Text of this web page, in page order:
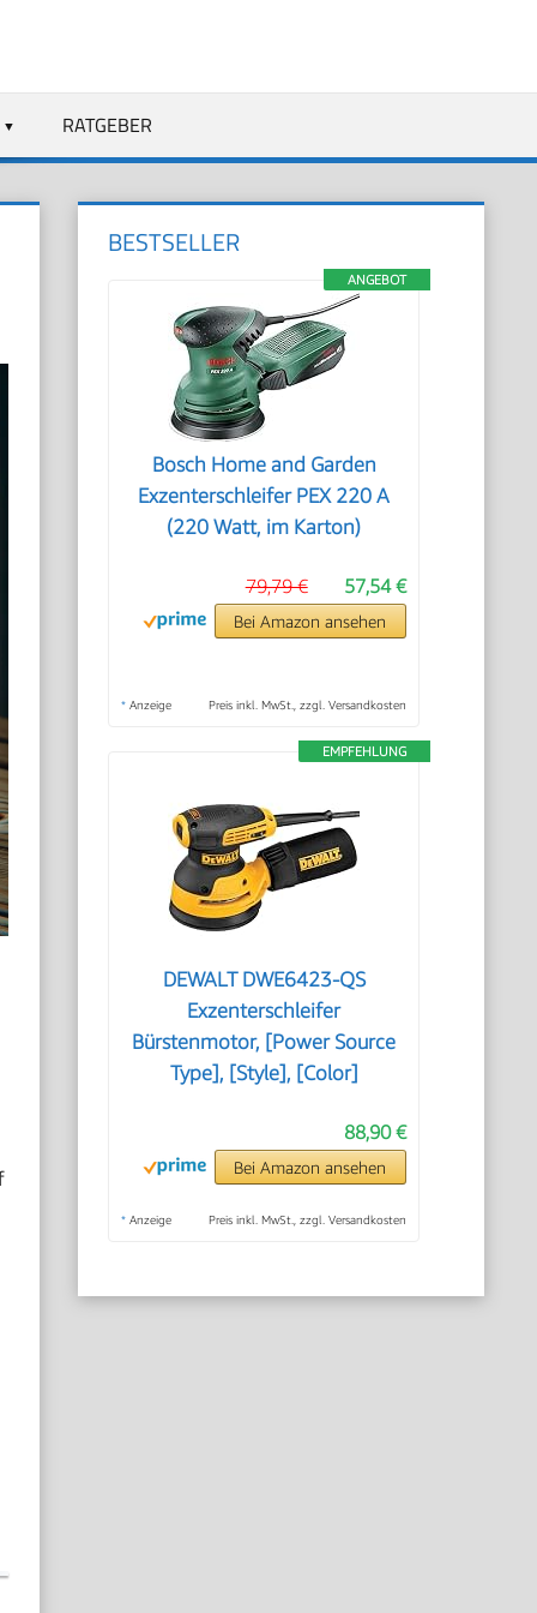
RATGEBER
BESTSELLER
ANGEBOT
Bosch Home and Garden
Exzenterschleifer PEX 220 A
(220 Watt, im Karton)
57,54 €
79,79 €
Bei Amazon ansehen
* Anzeige Preis inkl. MwSt., zzgl. Versandkosten
EMPFEHLUNG
DEWALT DWE6423-QS
Exzenterschleifer
Bürstenmotor, [Power Source
Type], [Style], [Color]
88,90 €
Bei Amazon ansehen
* Anzeige Preis inkl. MwSt., zzgl. Versandkosten